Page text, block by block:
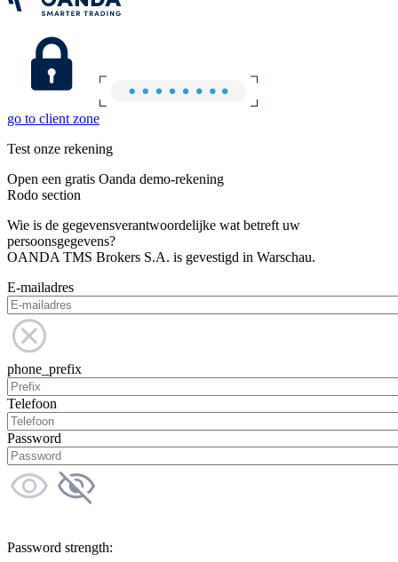
go to client zone
Test onze rekening
Open een gratis Oanda demo-rekening
Rodo section
Wie is de gegevensverantwoordelijke wat betreft uw
persoonsgegevens?
OANDA TMS Brokers S.A. is gevestigd in Warschau.
E-mailadres
phone_prefix
Telefoon
Password
Password strength: